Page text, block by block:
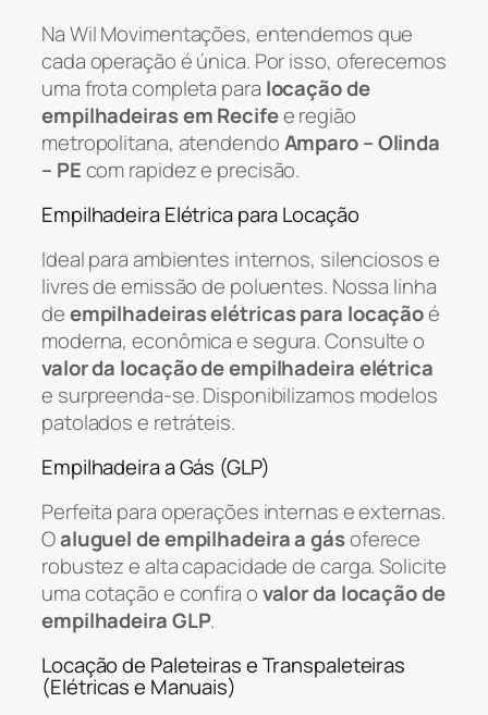
Na Wil Movimentações, entendemos que
cada operação é única. Por isso, oferecemos
uma frota completa para locação de
empilhadeiras em Recifee região
metropolitana, atendendoAmparo – Olinda
– PEcom rapidez e precisão.
Empilhadeira Elétrica para Locação
Ideal para ambientes internos, silenciosos e
livres de emissão de poluentes. Nossa linha
deempilhadeiras elétricas para locaçãoé
moderna, econômica e segura. Consulte o
valor da locação de empilhadeira elétrica
e surpreenda-se. Disponibilizamos modelos
patolados e retráteis.
Empilhadeira a Gás (GLP)
Perfeita para operações internas e externas.
Oaluguel de empilhadeira a gásoferece
robustez e alta capacidade de carga. Solicite
uma cotação e confira ovalor da locação de
empilhadeira GLP.
Locação de Paleteiras e Transpaleteiras
(Elétricas e Manuais)